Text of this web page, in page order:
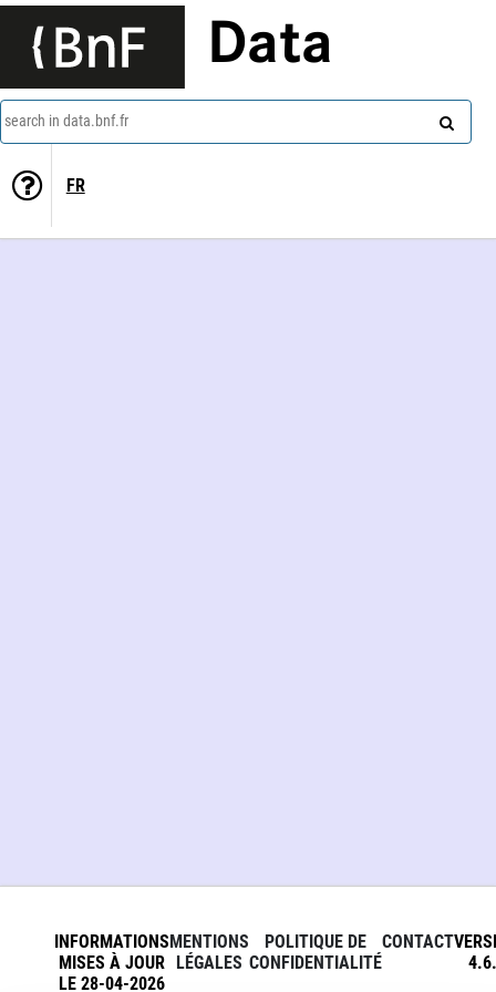
Data
search in data.bnf.fr
FR
INFORMATIONS
MISES À JOUR
LE 28-04-2026
MENTIONS
LÉGALES
POLITIQUE DE
CONFIDENTIALITÉ
CONTACT